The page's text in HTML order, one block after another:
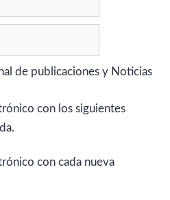
de publicaciones y Noticias
con los siguientes
con cada nueva